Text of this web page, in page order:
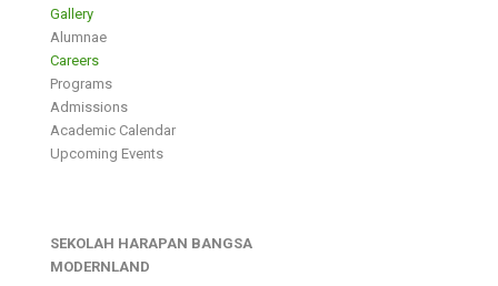
Gallery
Alumnae
Careers
Programs
Admissions
Academic Calendar
Upcoming Events
SEKOLAH HARAPAN BANGSA
MODERNLAND